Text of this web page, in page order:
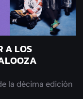
A LOS
la décima edición